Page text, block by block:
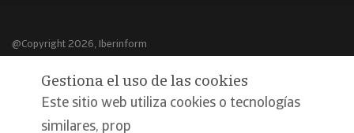
@Copyright 2026, Iberinform
Aviso legal
Política de cookies
Gestiona el uso de las cookies
Este sitio web utiliza cookies o tecnologías
similares, prop